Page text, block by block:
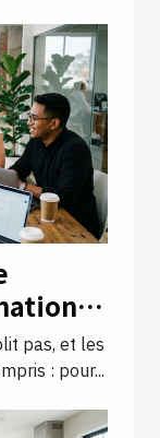
pas, et les
: pour...